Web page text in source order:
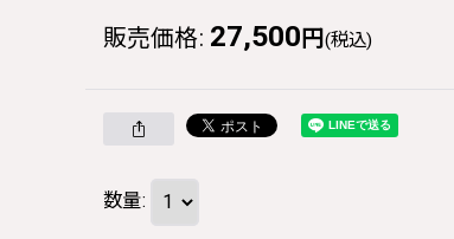
販売価格: 27,500 円 (税込)
数量: